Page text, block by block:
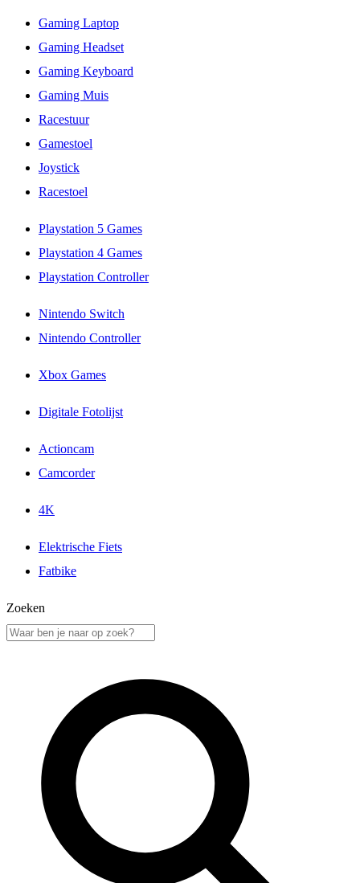
Gaming Laptop
Gaming Headset
Gaming Keyboard
Gaming Muis
Racestuur
Gamestoel
Joystick
Racestoel
Playstation 5 Games
Playstation 4 Games
Playstation Controller
Nintendo Switch
Nintendo Controller
Xbox Games
Digitale Fotolijst
Actioncam
Camcorder
4K
Elektrische Fiets
Fatbike
Zoeken